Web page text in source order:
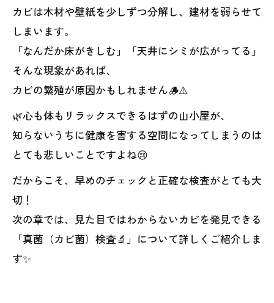
カビは木材や壁紙を少しずつ分解し、建材を弱らせて
しまいます。
「なんだか床がきしむ」「天井にシミが広がってる」
そんな現象があれば、
カビの繁殖が原因かもしれません🪵⚠️
🌿心も体もリラックスできるはずの山小屋が、
知らないうちに健康を害する空間になってしまうのは
とても悲しいことですよね😢
だからこそ、早めのチェックと正確な検査がとても大
切！
次の章では、見た目ではわからないカビを発見できる
「真菌（カビ菌）検査🔬」について詳しくご紹介しま
す✨